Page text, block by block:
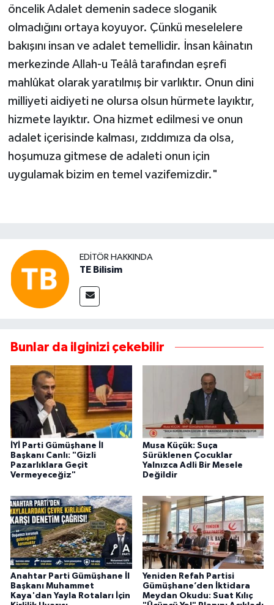
öncelik Adalet demenin sadece sloganik
olmadığını ortaya koyuyor. Çünkü meselelere
bakışını insan ve adalet temellidir. İnsan kâinatın
merkezinde Allah-u Teâlâ tarafından eşrefi
mahlûkat olarak yaratılmış bir varlıktır. Onun dini
milliyeti aidiyeti ne olursa olsun hürmete layıktır,
hizmete layıktır. Ona hizmet edilmesi ve onun
adalet içerisinde kalması, zıddımıza da olsa,
hoşumuza gitmese de adaleti onun için
uygulamak bizim en temel vazifemizdir."
EDITÖR HAKKINDA
TE Bilisim
Bunlar da ilginizi çekebilir
İYİ Parti Gümüşhane İl
Başkanı Canlı: "Gizli
Pazarlıklara Geçit
Vermeyeceğiz"
Musa Küçük: Suça
Sürüklenen Çocuklar
Yalnızca Adli Bir Mesele
Değildir
Anahtar Parti Gümüşhane İl
Başkanı Muhammet
Kaya'dan Yayla Rotaları İçin
Yeniden Refah Partisi
Gümüşhane’den İktidara
Meydan Okudu: Suat Kılıç